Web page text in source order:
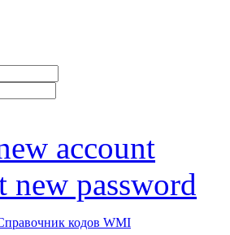
account
new password
кодов WMI